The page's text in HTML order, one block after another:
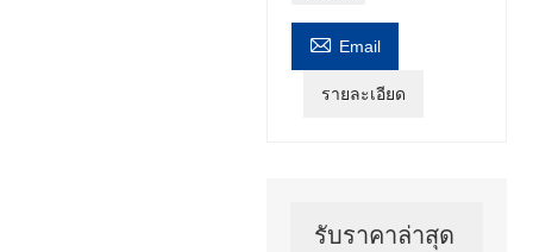
 Email
รายละเอียด
รับราคาล่าสุด